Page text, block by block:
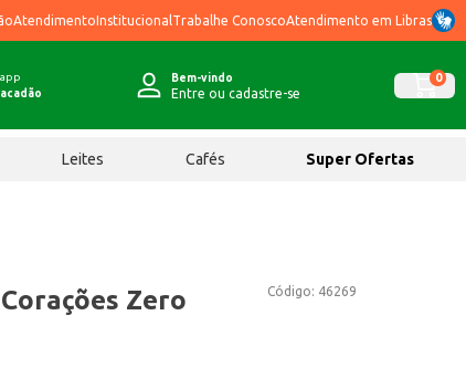
AtendimentoInstitucional Trabalhe ConoscoAtendimento em Libras
Bem-vindo
Entre ou cadastre-se
0
Leites Cafés Super Ofertas
Código: 46269
Zero